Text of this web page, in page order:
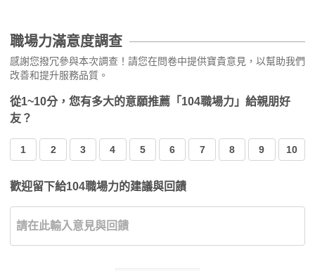
職場力滿意度調查
感謝您撥冗參與本次調查！請您在問卷中提供寶貴意見，以幫助我們
改善和提升服務品質。
從1~10分，您有多大的意願推薦「104職場力」給親朋好
友？
1 2 3 4 5 6 7 8 9 10
歡迎留下給104職場力的建議與回饋